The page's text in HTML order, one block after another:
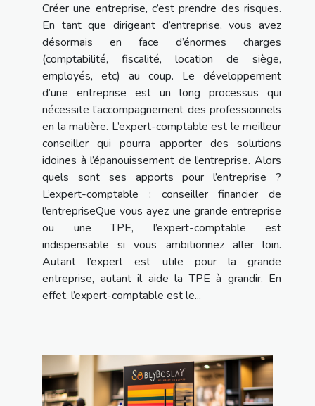
Créer une entreprise, c’est prendre des risques.
En tant que dirigeant d’entreprise, vous avez
désormais en face d’énormes charges
(comptabilité, fiscalité, location de siège,
employés, etc) au coup. Le développement
d’une entreprise est un long processus qui
nécessite l’accompagnement des professionnels
en la matière. L’expert-comptable est le meilleur
conseiller qui pourra apporter des solutions
idoines à l’épanouissement de l’entreprise. Alors
quels sont ses apports pour l’entreprise ?
L’expert-comptable : conseiller financier de
l’entrepriseQue vous ayez une grande entreprise
ou une TPE, l’expert-comptable est
indispensable si vous ambitionnez aller loin.
Autant l’expert est utile pour la grande
entreprise, autant il aide la TPE à grandir. En
effet, l’expert-comptable est le...